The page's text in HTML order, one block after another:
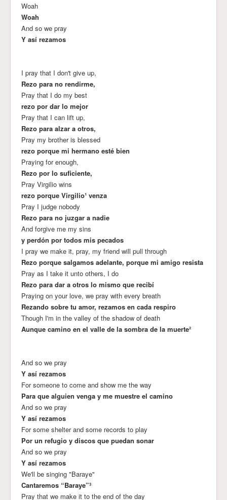
Woah
Woah
And so we pray
Y así rezamos
I pray that I don't give up,
Rezo para no rendirme,
Pray that I do my best
rezo por dar lo mejor
Pray that I can lift up,
Rezo para alzar a otros,
Pray my brother is blessed
rezo porque mi hermano esté bien
Praying for enough,
Rezo por lo suficiente,
Pray Virgilio wins
rezo porque Virgilio¹ venza
Pray I judge nobody
Rezo para no juzgar a nadie
And forgive me my sins
y perdón por todos mis pecados
I pray we make it, pray, my friend will pull through
Rezo porque salgamos adelante, porque mi amigo resista
Pray as I take it unto others, I do
Rezo para dar a otros lo mismo que recibí
Praying on your love, we pray with every breath
Rezando sobre tu amor, rezamos en cada respiro
Though I'm in the valley of the shadow of death
Aunque camino en el valle de la sombra de la muerte²
And so we pray
Y así rezamos
For someone to come and show me the way
Para que alguien venga y me muestre el camino
And so we pray
Y así rezamos
For some shelter and some records to play
Por un refugio y discos que puedan sonar
And so we pray
Y así rezamos
We'll be singing "Baraye"
Cantaremos “Baraye”³
Pray that we make it to the end of the day